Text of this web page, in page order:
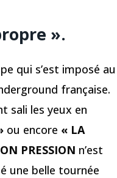
».
qui s’est imposé au
française.
sali les yeux en
ou encore « LA
PRESSION n’est
une belle tournée